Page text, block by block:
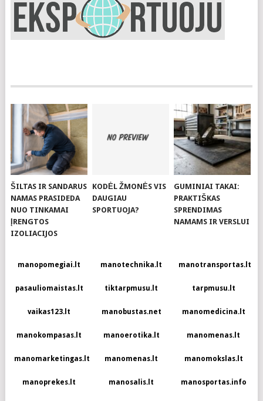
ŠILTAS IR SANDARUS
NAMAS PRASIDEDA
NUO TINKAMAI
ĮRENGTOS
IZOLIACIJOS
KODĖL ŽMONĖS VIS
DAUGIAU
SPORTUOJA?
GUMINIAI TAKAI:
PRAKTIŠKAS
SPRENDIMAS
NAMAMS IR VERSLUI
manopomegiai.lt manotechnika.lt manotransportas.lt
pasauliomaistas.lt tiktarpmusu.lt tarpmusu.lt
vaikas123.lt manobustas.net manomedicina.lt
manokompasas.lt manoerotika.lt manomenas.lt
manomarketingas.lt manomenas.lt manomokslas.lt
manoprekes.lt manosalis.lt manosportas.info